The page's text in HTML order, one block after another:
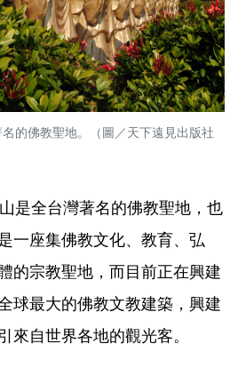
的佛教聖地。（圖／天下遠見出版社
是全台灣著名的佛教聖地，也
一座集佛教文化、教育、弘
的宗教聖地，而目前正在興建
球最大的佛教文教建築，興建
來自世界各地的觀光客。